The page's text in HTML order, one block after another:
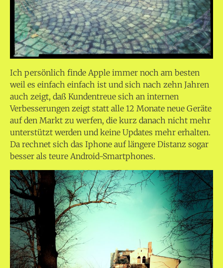
Ich persönlich finde Apple immer noch am besten
weil es einfach einfach ist und sich nach zehn Jahren
auch zeigt, daß Kundentreue sich an internen
Verbesserungen zeigt statt alle 12 Monate neue Geräte
auf den Markt zu werfen, die kurz danach nicht mehr
unterstützt werden und keine Updates mehr erhalten.
Da rechnet sich das Iphone auf längere Distanz sogar
besser als teure Android-Smartphones.